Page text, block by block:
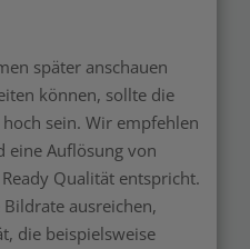
später anschauen
können, sollte die
sein. Wir empfehlen
eine Auflösung von
Qualität entspricht.
ausreichen,
die beispielsweise